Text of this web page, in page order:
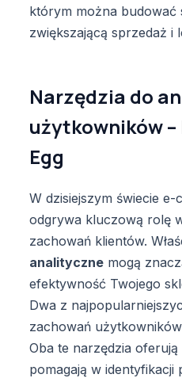
którym można budować
zwiększającą sprzedaż i
Narzędzia do
użytkowników
Egg
W dzisiejszym świecie e-
odgrywa kluczową rolę
zachowań klientów.
analityczne mogą
efektywność Twojego
Dwa z
zachowań
Oba te narzędzia
pomagają w